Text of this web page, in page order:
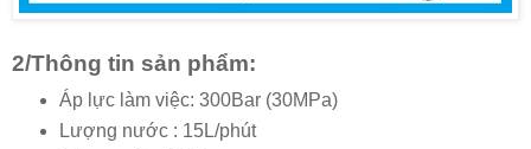
2/Thông tin sản phẩm:
Áp lực làm việc: 300Bar (30MPa)
Lượng nước : 15L/phút